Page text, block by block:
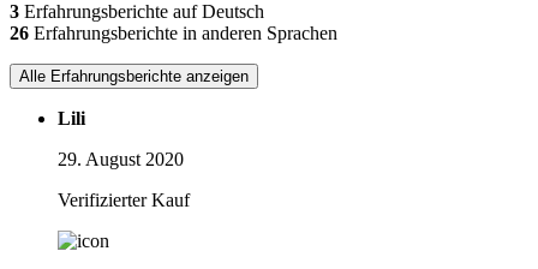
3 Erfahrungsberichte auf Deutsch
26 Erfahrungsberichte in anderen Sprachen
Alle Erfahrungsberichte anzeigen
Lili
29. August 2020
Verifizierter Kauf